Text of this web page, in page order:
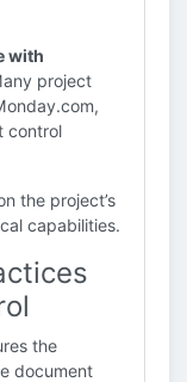
with
project
control
the project’s
capabilities.
the
document